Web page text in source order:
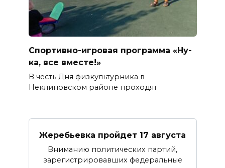
Спортивно-игровая программа «Ну-
ка, все вместе!»
В честь Дня физкультурника в
Неклиновском районе проходят
Жеребьевка пройдет 17 августа
Вниманию политических партий,
зарегистрировавших федеральные